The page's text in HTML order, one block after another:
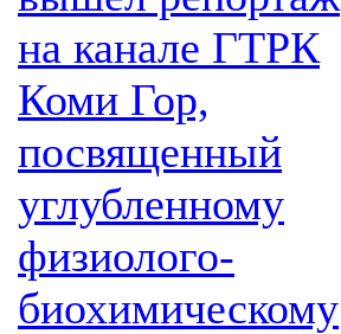
на канале ГТРК
Коми Гор,
посвященный
углубленному
физиолого-
биохимическому